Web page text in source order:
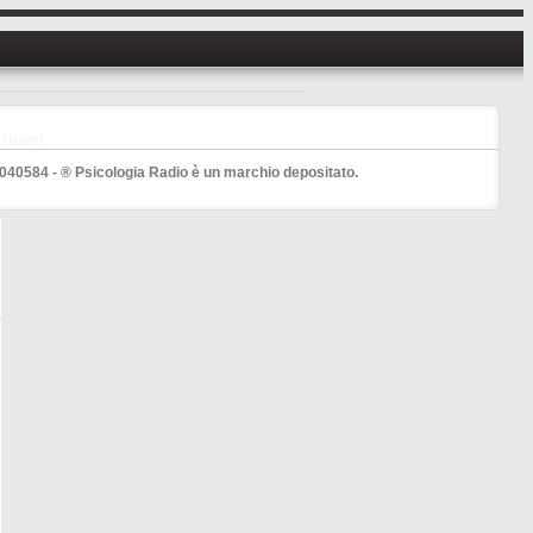
- ® Psicologia Radio è un marchio depositato.